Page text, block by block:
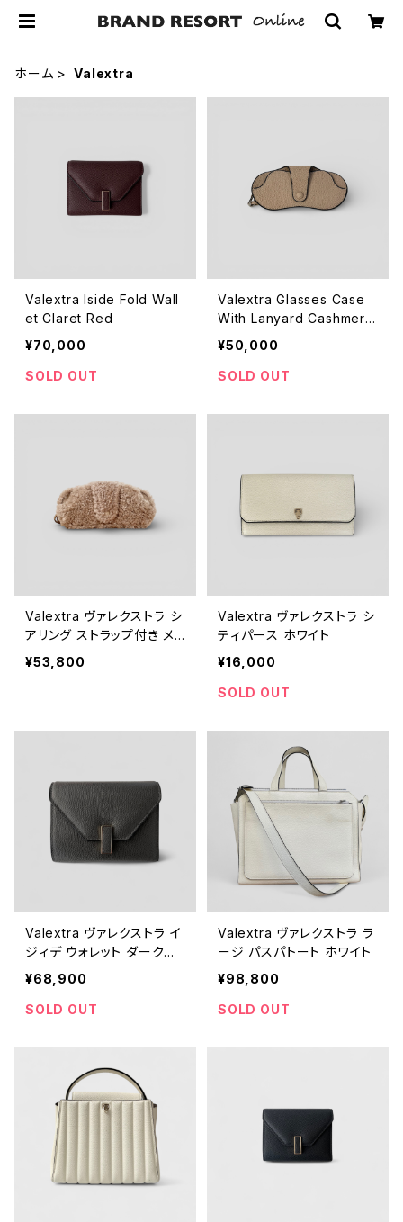
ホーム Valextra
Valextra Iside Fold Wall
et Claret Red
¥70,000
SOLD OUT
Valextra Glasses Case
With Lanyard Cashmere
Beige
¥50,000
SOLD OUT
Valextra ヴァレクストラ シ
アリング ストラップ付き メ
ガネケース カシミア
¥53,800
Valextra ヴァレクストラ シ
ティパース ホワイト
¥16,000
SOLD OUT
Valextra ヴァレクストラ イ
ジィデ ウォレット ダークグ
レー ライトゴールド SGES0
005028LOCPS99GF
¥68,900
SOLD OUT
Valextra ヴァレクストラ ラ
ージ パスパトート ホワイト
¥98,800
SOLD OUT